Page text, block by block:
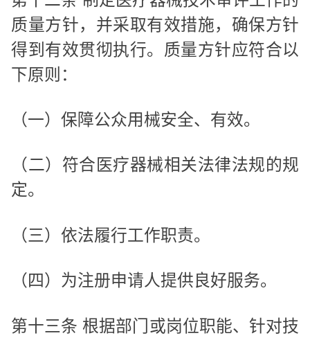
质量方针，并采取有效措施，确保方针
得到有效贯彻执行。质量方针应符合以
下原则：
（一）保障公众用械安全、有效。
（二）符合医疗器械相关法律法规的规
定。
（三）依法履行工作职责。
（四）为注册申请人提供良好服务。
第十三条 根据部门或岗位职能、针对技